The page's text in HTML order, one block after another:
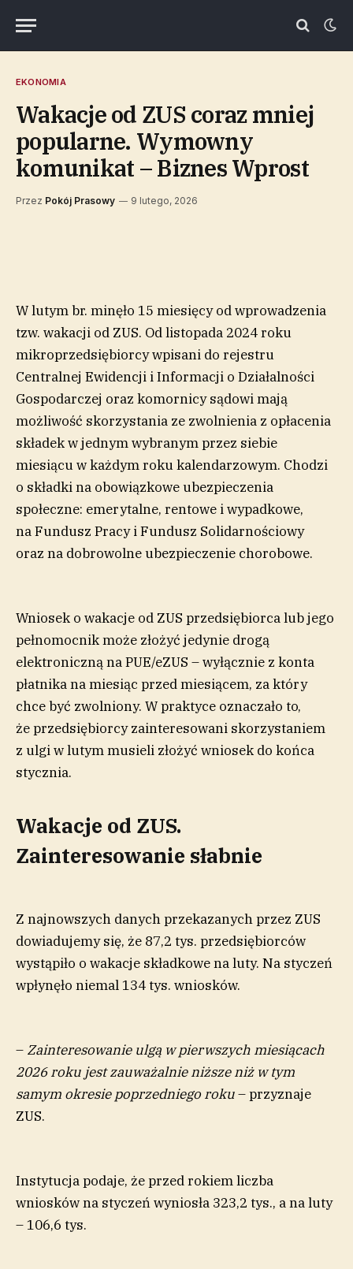
EKONOMIA
Wakacje od ZUS coraz mniej
popularne. Wymowny
komunikat – Biznes Wprost
Przez Pokój Prasowy 9 lutego, 2026
W lutym br. minęło 15 miesięcy od wprowadzenia
tzw. wakacji od ZUS. Od listopada 2024 roku
mikroprzedsiębiorcy wpisani do rejestru
Centralnej Ewidencji i Informacji o Działalności
Gospodarczej oraz komornicy sądowi mają
możliwość skorzystania ze zwolnienia z opłacenia
składek w jednym wybranym przez siebie
miesiącu w każdym roku kalendarzowym. Chodzi
o składki na obowiązkowe ubezpieczenia
społeczne: emerytalne, rentowe i wypadkowe,
na Fundusz Pracy i Fundusz Solidarnościowy
oraz na dobrowolne ubezpieczenie chorobowe.
Wniosek o wakacje od ZUS przedsiębiorca lub jego
pełnomocnik może złożyć jedynie drogą
elektroniczną na PUE/eZUS – wyłącznie z konta
płatnika na miesiąc przed miesiącem, za który
chce być zwolniony. W praktyce oznaczało to,
że przedsiębiorcy zainteresowani skorzystaniem
z ulgi w lutym musieli złożyć wniosek do końca
stycznia.
Wakacje od ZUS.
Zainteresowanie słabnie
Z najnowszych danych przekazanych przez ZUS
dowiadujemy się, że 87,2 tys. przedsiębiorców
wystąpiło o wakacje składkowe na luty. Na styczeń
wpłynęło niemal 134 tys. wniosków.
– Zainteresowanie ulgą w pierwszych miesiącach
2026 roku jest zauważalnie niższe niż w tym
samym okresie poprzedniego roku– przyznaje
ZUS.
Instytucja podaje, że przed rokiem liczba
wniosków na styczeń wyniosła 323,2 tys., a na luty
– 106,6 tys.